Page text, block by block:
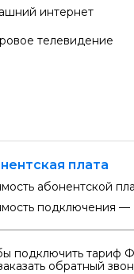
интернет
телевидение
плата
абонентской
подключения —
подключить тариф
обратный